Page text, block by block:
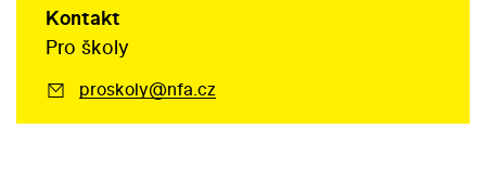
Kontakt
Pro školy
proskoly@nfa.cz